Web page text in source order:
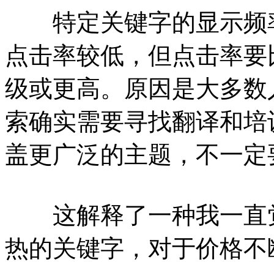
特定关键字的显示频
点击率较低，但点击率
级或更高。原因是大多
索确实需要寻找翻译和
盖更广泛的主题，不一
这解释了一种我一直
热的关键字，对于价格